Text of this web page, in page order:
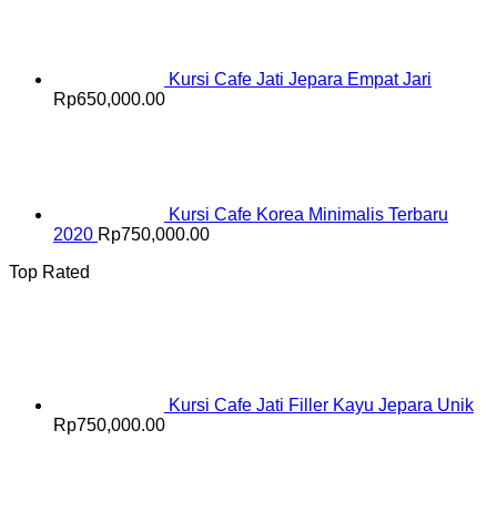
Kursi Cafe Jati Jepara Empat Jari
Rp650,000.00
Kursi Cafe Korea Minimalis Terbaru
2020 Rp750,000.00
Top Rated
Kursi Cafe Jati Filler Kayu Jepara Unik
Rp750,000.00